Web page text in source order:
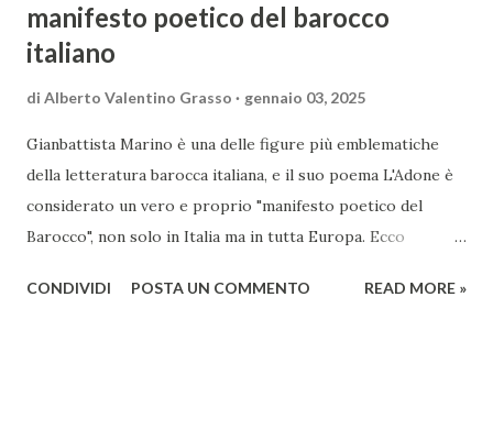
manifesto poetico del barocco
italiano
di Alberto Valentino Grasso gennaio 03, 2025
Gianbattista Marino è una delle figure più emblematiche
della letteratura barocca italiana, e il suo poema L'Adone è
considerato un vero e proprio "manifesto poetico del
Barocco", non solo in Italia ma in tutta Europa. Ecco
rendono un'opera fondamentale per il periodo. Marino fu
CONDIVIDI POSTA UN COMMENTO READ MORE »